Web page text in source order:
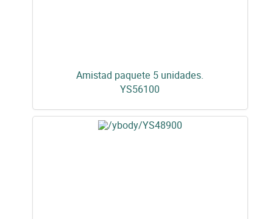
Amistad paquete 5 unidades.
YS56100